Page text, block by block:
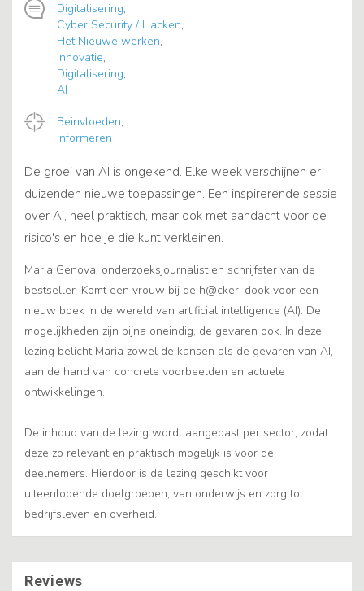
Digitalisering,
Cyber Security / Hacken,
Het Nieuwe werken,
Innovatie,
Digitalisering,
AI
Beinvloeden,
Informeren
De groei van AI is ongekend. Elke week verschijnen er
duizenden nieuwe toepassingen. Een inspirerende sessie
over Ai, heel praktisch, maar ook met aandacht voor de
risico's en hoe je die kunt verkleinen.
Maria Genova, onderzoeksjournalist en schrijfster van de
bestseller ‘Komt een vrouw bij de h@cker' dook voor een
nieuw boek in de wereld van artificial intelligence (AI). De
mogelijkheden zijn bijna oneindig, de gevaren ook. In deze
lezing belicht Maria zowel de kansen als de gevaren van AI,
aan de hand van concrete voorbeelden en actuele
ontwikkelingen.
De inhoud van de lezing wordt aangepast per sector, zodat
deze zo relevant en praktisch mogelijk is voor de
deelnemers. Hierdoor is de lezing geschikt voor
uiteenlopende doelgroepen, van onderwijs en zorg tot
bedrijfsleven en overheid.
Reviews